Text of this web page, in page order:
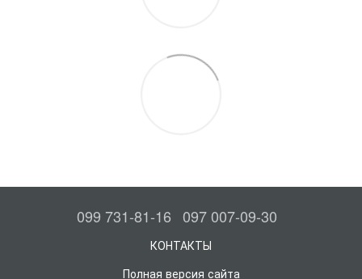
099 731-81-16 097 007-09-30
КОНТАКТЫ
Полная версия сайта